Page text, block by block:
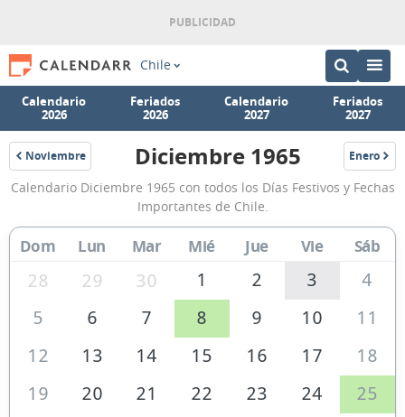
Chile
Calendario
2026
Feriados
2026
Calendario
2027
Feriados
2027
Noviembre
1965
Calendario
Diciembre
1965
Chile
Diciembre 1965 Enero
1966
Calendario Diciembre 1965 con todos los Días Festivos y Fechas
Importantes de Chile.
Dom Lun Mar Mié Jue Vie Sáb
28 29 30 1 2 3
4
5
6 7 8 9 10
11
12
13 14 15 16 17
18
19
20 21 22 23 24
25